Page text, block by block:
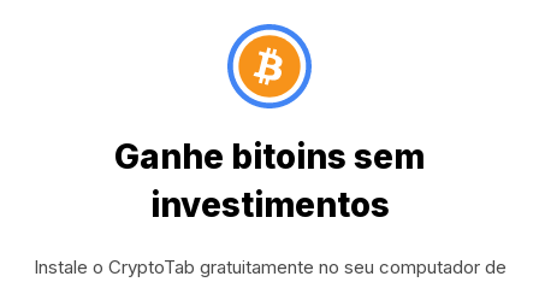
Ganhe bitoins sem
investimentos
Instale o CryptoTab gratuitamente no seu computador de